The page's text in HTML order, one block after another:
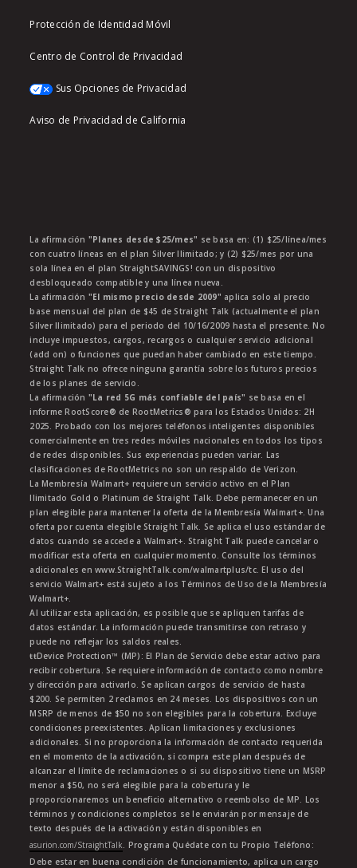
Protección de Identidad Móvil
Centro de Control de Privacidad
Sus Opciones de Privacidad
Aviso de Privacidad de California
La afirmación "Planes desde $25/mes" se basa en: (1) $25/línea/mes
con cuatro líneas en el plan Silver Ilimitado; y (2) $25/mes por una
sola línea en el plan StraightSAVINGS! con un dispositivo
desbloqueado compatible y una línea nueva.
La afirmación "El mismo precio desde 2009" aplica solo al precio
base mensual del plan de $45 de Straight Talk (actualmente el plan
Silver Ilimitado) para el periodo del 10/16/2009 hasta el presente. No
incluye impuestos, cargos, recargos o cualquier servicio adicional
(add on) o funciones que puedan haber cambiado en este tiempo.
Straight Talk no ofrece ninguna garantía sobre los futuros precios
de los planes de servicio.
La afirmación "La red 5G más confiable del país" se basa en el
informe RootScore® de RootMetrics® para los Estados Unidos: 2H
2025. Probado con los mejores teléfonos inteligentes disponibles
comercialmente en tres redes móviles nacionales en todos los tipos
de redes disponibles. Sus experiencias pueden variar. Las
clasificaciones de RootMetrics no son un respaldo de Verizon.
La Membresía Walmart+ requiere un servicio activo en el Plan
Ilimitado Gold o Platinum de Straight Talk. Debe permanecer en un
plan elegible para mantener la oferta de la Membresía Walmart+. Una
oferta por cuenta elegible Straight Talk. Se aplica el uso estándar de
datos cuando se accede a Walmart+. Straight Talk puede cancelar o
modificar esta oferta en cualquier momento. Consulte los términos
adicionales en www.StraightTalk.com/walmartplus/tc. El uso del
servicio Walmart+ está sujeto a los Términos de Uso de la Membresía
Walmart+.
Al utilizar esta aplicación, es posible que se apliquen tarifas de
datos estándar. La información puede transmitirse con retraso y
puede no reflejar los saldos reales.
ŧŧDevice Protection™ (MP): El Plan de Servicio debe estar activo para
recibir cobertura. Se requiere información de contacto como nombre
y dirección para activarlo. Se aplican cargos de servicio de hasta
$200. Se permiten 2 reclamos en 24 meses. Los dispositivos con un
MSRP de menos de $50 no son elegibles para la cobertura. Excluye
condiciones preexistentes. Aplican limitaciones y exclusiones
adicionales. Si no proporciona la información de contacto requerida
en el momento de la activación, si compra este plan después de
alcanzar el límite de reclamaciones o si su dispositivo tiene un MSRP
menor a $50, no será elegible para la cobertura y le
proporcionaremos un beneficio alternativo o reembolso de MP. Los
términos y condiciones completos se le enviarán por mensaje de
texto después de la activación y están disponibles en
asurion.com/StraightTalk. Programa Quédate con tu Propio Teléfono:
Debe estar en buena condición de funcionamiento, aplica un cargo